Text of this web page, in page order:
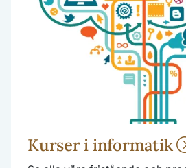
Kurser i informatik